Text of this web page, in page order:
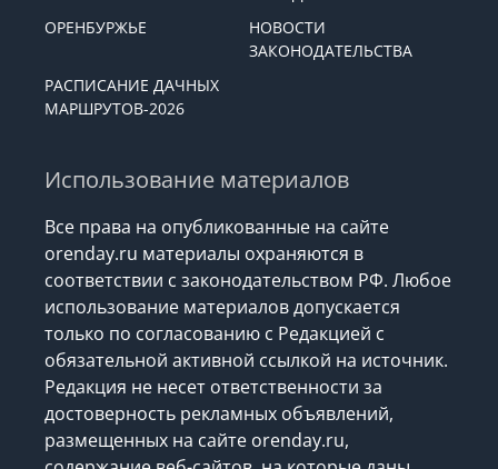
ОРЕНБУРЖЬЕ
НОВОСТИ
ЗАКОНОДАТЕЛЬСТВА
РАСПИСАНИЕ ДАЧНЫХ
МАРШРУТОВ-2026
Использование материалов
Все права на опубликованные на сайте
orenday.ru материалы охраняются в
соответствии с законодательством РФ. Любое
использование материалов допускается
только по согласованию с Редакцией с
обязательной активной ссылкой на источник.
Редакция не несет ответственности за
достоверность рекламных объявлений,
размещенных на сайте orenday.ru,